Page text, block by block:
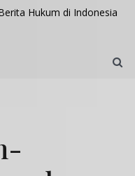
Hukum di Indonesia